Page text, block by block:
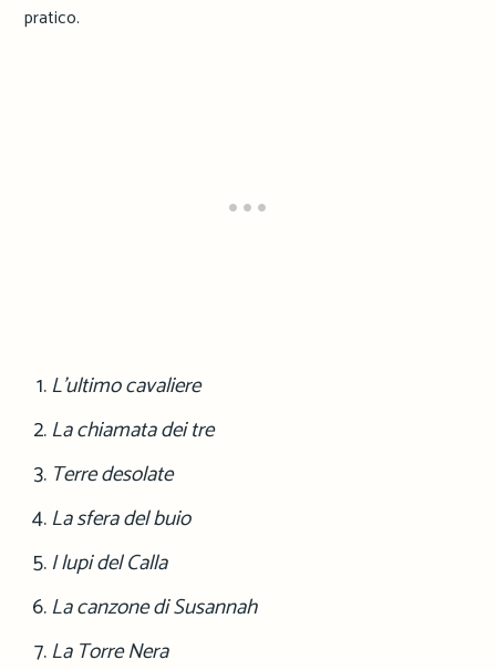
pratico.
L’ultimo cavaliere
La chiamata dei tre
Terre desolate
La sfera del buio
I lupi del Calla
La canzone di Susannah
La Torre Nera